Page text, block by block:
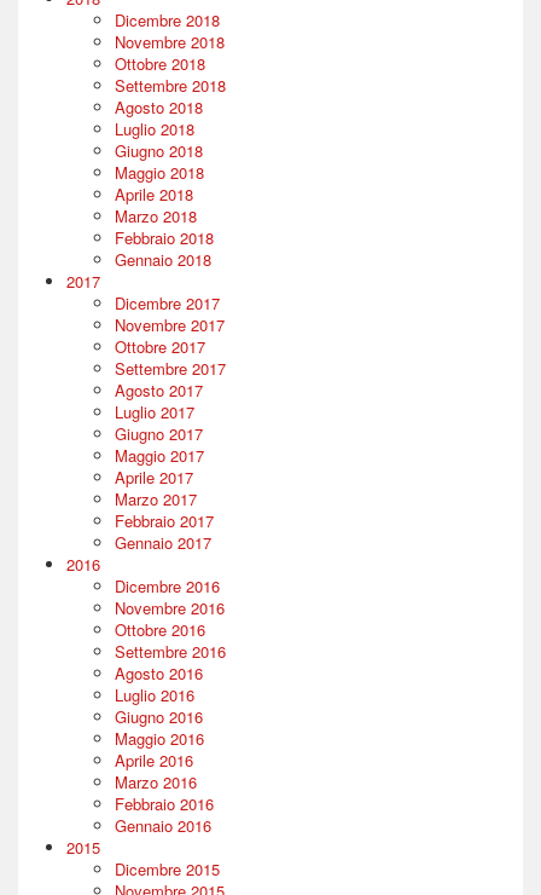
Dicembre 2018
Novembre 2018
Ottobre 2018
Settembre 2018
Agosto 2018
Luglio 2018
Giugno 2018
Maggio 2018
Aprile 2018
Marzo 2018
Febbraio 2018
Gennaio 2018
2017
Dicembre 2017
Novembre 2017
Ottobre 2017
Settembre 2017
Agosto 2017
Luglio 2017
Giugno 2017
Maggio 2017
Aprile 2017
Marzo 2017
Febbraio 2017
Gennaio 2017
2016
Dicembre 2016
Novembre 2016
Ottobre 2016
Settembre 2016
Agosto 2016
Luglio 2016
Giugno 2016
Maggio 2016
Aprile 2016
Marzo 2016
Febbraio 2016
Gennaio 2016
2015
Dicembre 2015